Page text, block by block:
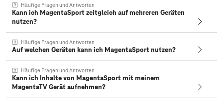
Häufige Fragen und Antworten
Kann ich MagentaSport zeitgleich auf mehreren Geräten
nutzen?
Häufige Fragen und Antworten
Auf welchen Geräten kann ich MagentaSport nutzen?
Häufige Fragen und Antworten
Kann ich Inhalte von MagentaSport mit meinem
MagentaTV Gerät aufnehmen?